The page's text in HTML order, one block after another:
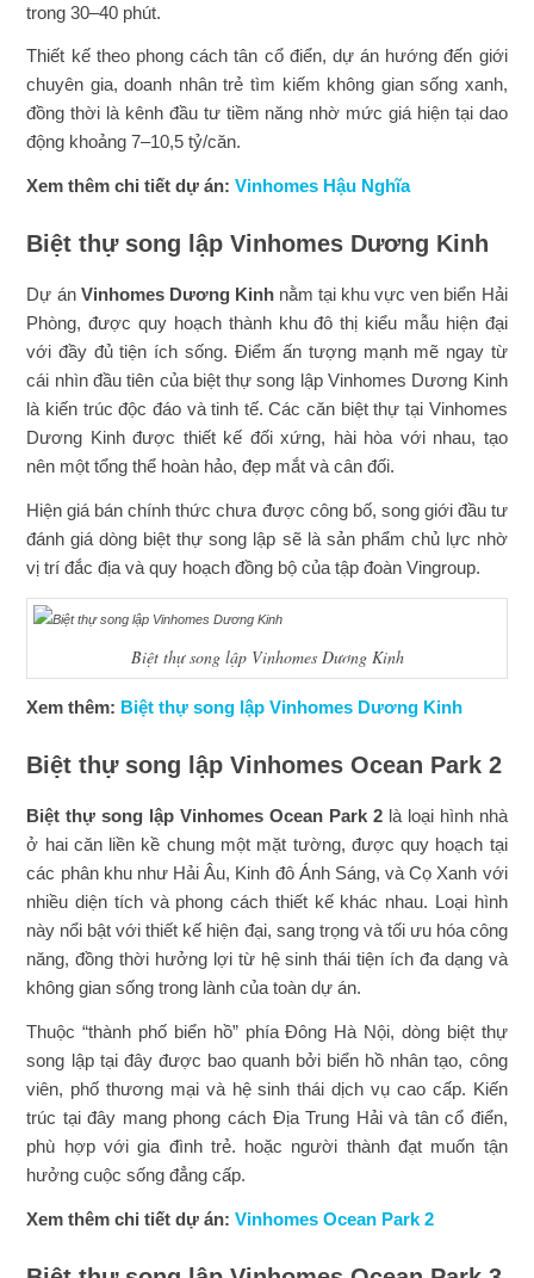
trong 30–40 phút.
Thiết kế theo phong cách tân cổ điển, dự án hướng đến giới
chuyên gia, doanh nhân trẻ tìm kiếm không gian sống xanh,
đồng thời là kênh đầu tư tiềm năng nhờ mức giá hiện tại dao
động khoảng 7–10,5 tỷ/căn.
Xem thêm chi tiết dự án:Vinhomes Hậu Nghĩa
Biệt thự song lập Vinhomes Dương Kinh
Dự án Vinhomes Dương Kinhnằm tại khu vực ven biển Hải
Phòng, được quy hoạch thành khu đô thị kiểu mẫu hiện đại
với đầy đủ tiện ích sống. Điểm ấn tượng mạnh mẽ ngay từ
cái nhìn đầu tiên của biệt thự song lập Vinhomes Dương Kinh
là kiến trúc độc đáo và tinh tế. Các căn biệt thự tại Vinhomes
Dương Kinh được thiết kế đối xứng, hài hòa với nhau, tạo
nên một tổng thể hoàn hảo, đẹp mắt và cân đối.
Hiện giá bán chính thức chưa được công bố, song giới đầu tư
đánh giá dòng biệt thự song lập sẽ là sản phẩm chủ lực nhờ
vị trí đắc địa và quy hoạch đồng bộ của tập đoàn Vingroup.
Biệt thự song lập Vinhomes Dương Kinh
Xem thêm: Biệt thự song lập Vinhomes Dương Kinh
Biệt thự song lập Vinhomes Ocean Park 2
Biệt thự song lập Vinhomes Ocean Park 2là loại hình nhà
ở hai căn liền kề chung một mặt tường, được quy hoạch tại
các phân khu như Hải Âu, Kinh đô Ánh Sáng, và Cọ Xanh với
nhiều diện tích và phong cách thiết kế khác nhau. Loại hình
này nổi bật với thiết kế hiện đại, sang trọng và tối ưu hóa công
năng, đồng thời hưởng lợi từ hệ sinh thái tiện ích đa dạng và
không gian sống trong lành của toàn dự án.
Thuộc “thành phố biển hồ” phía Đông Hà Nội, dòng biệt thự
song lập tại đây được bao quanh bởi biển hồ nhân tạo, công
viên, phố thương mại và hệ sinh thái dịch vụ cao cấp. Kiến
trúc tại đây mang phong cách Địa Trung Hải và tân cổ điển,
phù hợp với gia đình trẻ. hoặc người thành đạt muốn tận
hưởng cuộc sống đẳng cấp.
Xem thêm chi tiết dự án:Vinhomes Ocean Park 2